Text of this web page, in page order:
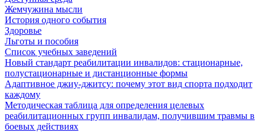
Жемчужина мысли
История одного события
Здоровье
Льготы и пособия
Список учебных заведений
Новый стандарт реабилитации инвалидов: стационарные,
полустационарные и дистанционные формы
Адаптивное джиу-джитсу: почему этот вид спорта подходит
каждому
Методическая таблица для определения целевых
реабилитационных групп инвалидам, получившим травмы в
боевых действиях